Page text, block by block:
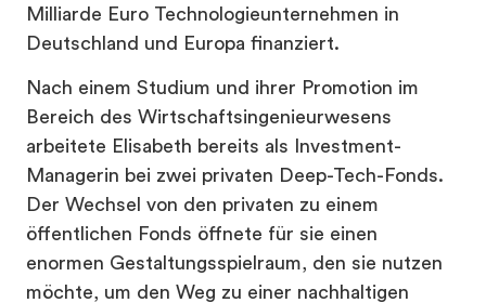
Milliarde Euro Technologieunternehmen in
Deutschland und Europa finanziert.
Nach einem Studium und ihrer Promotion im
Bereich des Wirtschaftsingenieurwesens
arbeitete Elisabeth bereits als Investment-
Managerin bei zwei privaten Deep-Tech-Fonds.
Der Wechsel von den privaten zu einem
öffentlichen Fonds öffnete für sie einen
enormen Gestaltungsspielraum, den sie nutzen
möchte, um den Weg zu einer nachhaltigen